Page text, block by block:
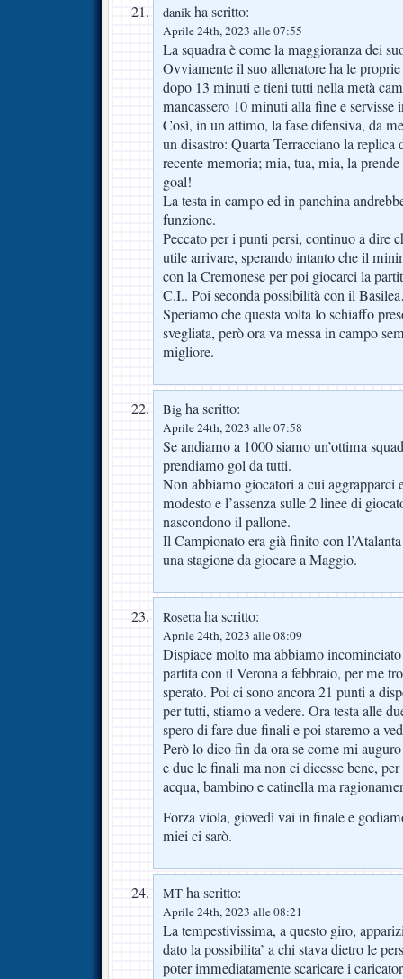
danik ha scritto:
Aprile 24th, 2023 alle 07:55
La squadra è come la maggioranza dei
Ovviamente il suo allenatore ha le
dopo 13 minuti e tieni tutti nella metà
mancassero 10 minuti alla fine e servisse
Così, in un attimo, la fase difensiva, da
un disastro: Quarta Terracciano la
recente memoria; mia, tua, mia, la
goal!
La testa in campo ed in panchina
funzione.
Peccato per i punti persi, continuo a dire
utile arrivare, sperando intanto che il
con la Cremonese per poi giocarci la
C.I.. Poi seconda possibilità con il
Speriamo che questa volta lo schiaffo
svegliata, però ora va messa in campo
migliore.
Big ha scritto:
Aprile 24th, 2023 alle 07:58
Se andiamo a 1000 siamo un’ottima
prendiamo gol da tutti.
Non abbiamo giocatori a cui aggrapparci
modesto e l’assenza sulle 2 linee di
nascondono il pallone.
Il Campionato era già finito con
una stagione da giocare a Maggio.
Rosettaha scritto:
Aprile 24th, 2023 alle 08:09
Dispiace molto ma abbiamo
partita con il Verona a febbraio, per me
sperato. Poi ci sono ancora 21 punti a
per tutti, stiamo a vedere. Ora testa alle
spero di fare due finali e poi staremo a
Però lo dico fin da ora se come mi
e due le finali ma non ci dicesse bene,
acqua, bambino e catinella ma
Forza viola, giovedì vai in finale e
miei ci sarò.
MT ha scritto:
Aprile 24th, 2023 alle 08:21
La tempestivissima, a questo giro,
dato la possibilita’ a chi stava dietro le
poter immediatamente scaricare i